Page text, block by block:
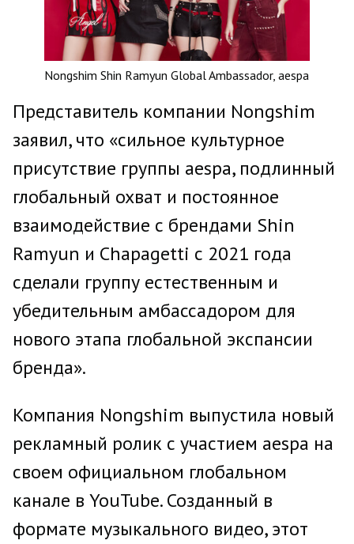
Nongshim Shin Ramyun Global Ambassador, aespa
Представитель компании Nongshim
заявил, что «сильное культурное
присутствие группы aespa, подлинный
глобальный охват и постоянное
взаимодействие с брендами Shin
Ramyun и Chapagetti с 2021 года
сделали группу естественным и
убедительным амбассадором для
нового этапа глобальной экспансии
бренда».
Компания Nongshim выпустила новый
рекламный ролик с участием aespa на
своем официальном глобальном
канале в YouTube. Созданный в
формате музыкального видео, этот